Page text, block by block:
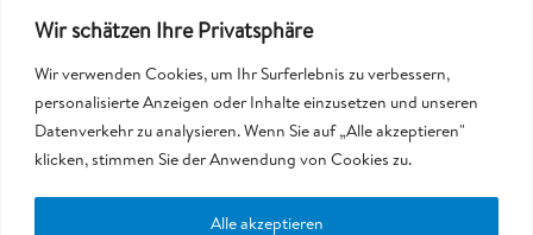
Wir schätzen Ihre Privatsphäre
Wir verwenden Cookies, um Ihr Surferlebnis zu verbessern,
personalisierte Anzeigen oder Inhalte einzusetzen und unseren
Datenverkehr zu analysieren. Wenn Sie auf „Alle akzeptieren"
klicken, stimmen Sie der Anwendung von Cookies zu.
Alle akzeptieren
Beratung einer Großbank bei Workout
Kosmetikherstellers im Zusammenhang mit der
Errichtung eines Logistikzentrums
Beratung von Ingenieurgesellschaften u.a. bei